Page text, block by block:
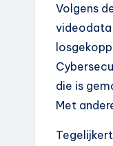
Volgens
videodata
die is
Met